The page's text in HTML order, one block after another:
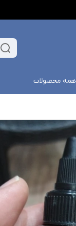
همه محصولات